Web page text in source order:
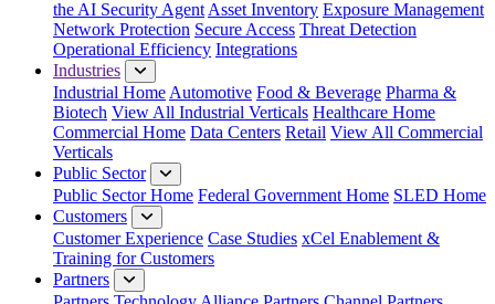
the AI Security Agent Asset Inventory Exposure Management
Network Protection Secure Access Threat Detection
Operational Efficiency Integrations
Industries
Industrial Home Automotive Food & Beverage Pharma &
Biotech View All Industrial Verticals Healthcare Home
Commercial Home Data Centers Retail View All Commercial
Verticals
Public Sector
Public Sector Home Federal Government Home SLED Home
Customers
Customer Experience Case Studies xCel Enablement &
Training for Customers
Partners